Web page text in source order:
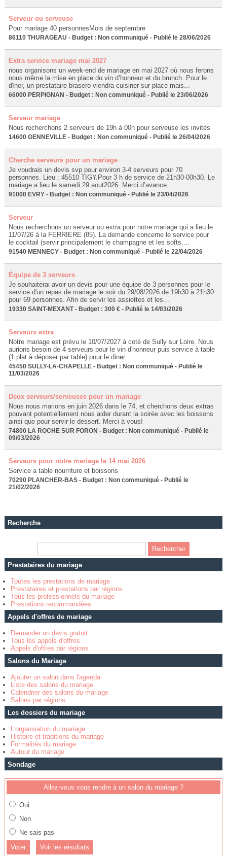
Serveur ou serveuse
Pour mariage 40 personnesMois de septembre
86110 THURAGEAU - Budget : Non communiqué - Publié le 28/06/2026
Extra service mariage mai 2027
nous organisons un week-end de mariage en mai 2027 où nous ferons
nous même la mise en place du vin d’honneur et du brunch. Pour le
dîner, un prestataire brasero viendra cuisiner sur place mais...
66000 PERPIGNAN - Budget : Non communiqué - Publié le 23/06/2026
Serveur mariage
Nous recherchons 2 serveurs de 19h à 00h pour serveuse les invités
14600 GENNEVILLE - Budget : Non communiqué - Publié le 26/04/2026
Cherche serveurs pour un mariage
Je voudrais un devis svp pour environ 3-4 serveurs pour 70
personnes. Lieu : 45510 TIGY.Pour 3 h de service de 21h30-00h30. Le
mariage a lieu le samedi 29 aout2026. Merci d’avance.
91000 EVRY - Budget : Non communiqué - Publié le 23/04/2026
Serveur
Nous recherchons un serveur ou extra pour notre mariage qui a lieu le
11/07/26 à la FERRIERE (85). La demande concerne le service pour
le cocktail (servir principalement le champagne et les softs,...
91540 MENNECY - Budget : Non communiqué - Publié le 22/04/2026
Équipe de 3 serveurs
Je souhaiterai avoir un devis pour une équipe de 3 personnes pour le
service d'un repas de mariage le soir du 29/08/2026 de 19h30 à 21h30
pour 69 personnes. Afin de servir les assiettes et les...
19330 SAINT-MEXANT - Budget : 300 € - Publié le 14/03/2026
Serveurs extra
Notre mariage est prévu le 10/07/2027 à coté de Sully sur Loire. Nous
aurions besoin de 4 serveurs pour le vin d'honneur puis service à table
(1 plat à déposer par table) pour le diner.
45450 SULLY-LA-CHAPELLE - Budget : Non communiqué - Publié le
11/03/2026
Deux serveurs/serveuses pour un mariage
Nous nous marions en juin 2026 dans le 74, et cherchons deux extras
pouvant potentiellement nous aider durant la soirée avec les boissons
ainsi que pour servir le dessert. Merci à vous!
74800 LA ROCHE SUR FORON - Budget : Non communiqué - Publié le
09/03/2026
Serveurs pour notre mariage le 14 mai 2026
Service a table nourriture et boissons
70290 PLANCHER-BAS - Budget : Non communiqué - Publié le
21/02/2026
Recherche
Prestataires du mariage
Toutes les prestations de mariage
Prestataires et prestations par régions
Tous les professionnels du mariage
Prestations recommandées
Appels d'offres de mariage
Demander un devis gratuit
Tous les appels d'offres
Appels d'offres par régions
Salons du Mariage
Ajouter un salon dans l'agenda
Liste des salons du mariage
Calendrier des salons du mariage
Salons par régions
Les dossiers du mariage
L'organisation du mariage
Histoire et traditions du mariage
Formalités du mariage
Autour du mariage
Sondage
Allez-vous vous rendre à un salon du mariage ?
Oui
Non
Ne sais pas
Voir les résultats